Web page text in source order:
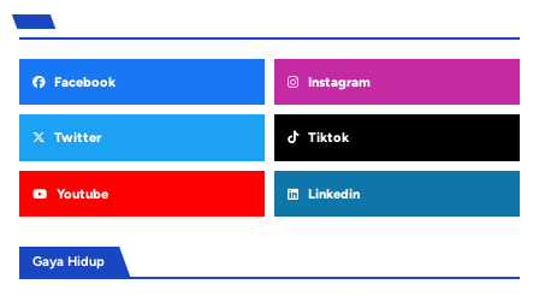
Facebook Instagram
Twitter Tiktok
Youtube Linkedin
Gaya Hidup